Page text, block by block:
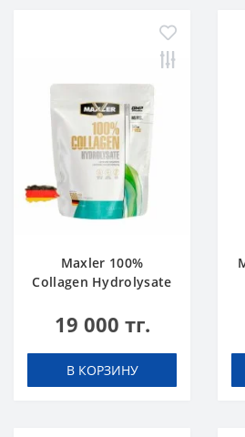
Maxler 100%
Collagen Hydrolysate
19 000 тг.
В КОРЗИНУ